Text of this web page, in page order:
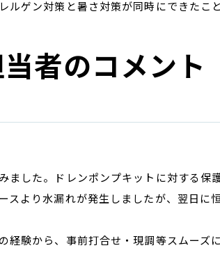
ルゲン対策と暑さ対策が同時にできたこ
者のコメント
ました。ドレンポンプキットに対する保
スより水漏れが発生しましたが、翌日に
経験から、事前打合せ・現調等スムーズ